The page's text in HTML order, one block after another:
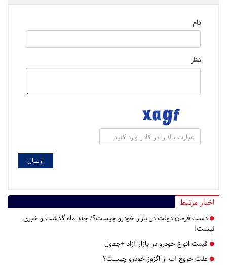
نام
نظر
اخبار مرتبط
دست فرمان دولت در بازار خودرو چیست؟/ چند ماه گذشت و خبری
نیست!
قیمت انواع خودرو در بازار آزاد +جدول
علت خروج آب از اگزوز خودرو چیست؟